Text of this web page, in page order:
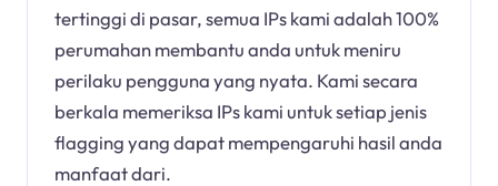
tertinggi di pasar, semua IPs kami adalah 100%
perumahan membantu anda untuk meniru
perilaku pengguna yang nyata. Kami secara
berkala memeriksa IPs kami untuk setiap jenis
flagging yang dapat mempengaruhi hasil anda
manfaat dari.